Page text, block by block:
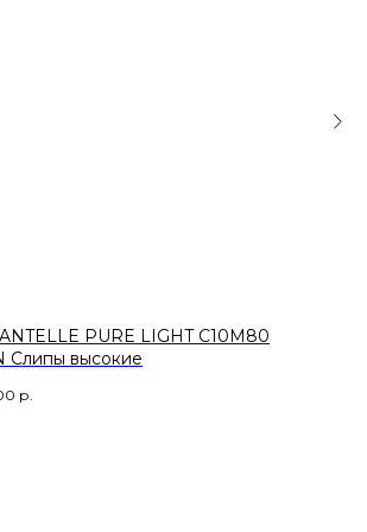
PURE LIGHT C10M80
Слипы высокие
р.